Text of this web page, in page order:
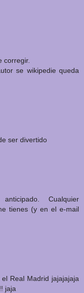
corregir.
se wikipedie queda
ser divertido
Cualquier
tienes (y en el e-mail
Real Madrid jajajajaja
jaja